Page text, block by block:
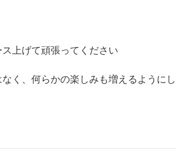
上げて頑張ってください
く、何らかの楽しみも増えるようにし